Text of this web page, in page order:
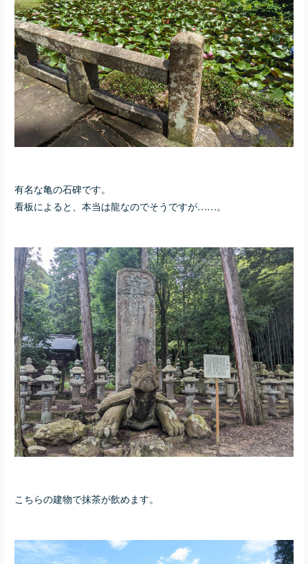
有名な亀の石碑です。
看板によると、本当は龍なのでそうですが……。
こちらの建物で抹茶が飲めます。